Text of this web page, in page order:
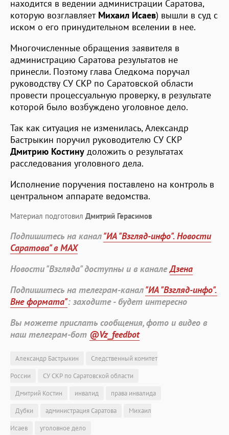
находится в ведении администрации Саратова,
которую возглавляет Михаил Исаев) вышли в суд с
иском о его принудительном вселении в нее.
Многочисленные обращения заявителя в
администрацию Саратова результатов не
принесли. Поэтому глава Следкома поручал
руководству СУ СКР по Саратовской области
провести процессуальную проверку, в результате
которой было возбуждено уголовное дело.
Так как ситуация не изменилась, Александр
Бастрыкин поручил руководителю СУ СКР
Дмитрию Костину доложить о результатах
расследования уголовного дела.
Исполнение поручения поставлено на контроль в
центральном аппарате ведомства.
Материал подготовил Дмитрий Герасимов
Подпишитесь на канал"ИА "Взгляд-инфо". Новости
Саратова" в MAX
Новости "Взгляда" доступны и в каналеДзена
Подпишитесь на телеграм-канал"ИА "Взгляд-инфо".
Вне формата": заходите - будет интересно
Вы можете прислать сообщения, фото и видео в
наш телеграм-бот @Vz_feedbot
Александр Бастрыкин
Следственный комитет
России
СУ СКР по Саратовской области
Дмитрий Костин
инвалид
права инвалида
Дубки
администрация Саратова
Михаил
Исаев
уголовное дело